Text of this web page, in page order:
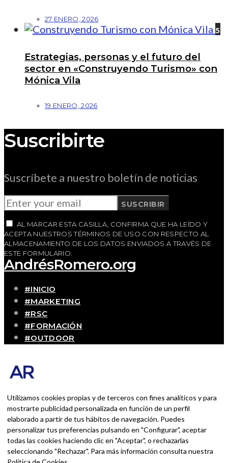
27 ENERO, 2026
5
Estrategias, personas y el futuro del
sector en «Construyendo Turismo» con
Mónica Vila
19 ENERO, 2026
Suscribirte
Suscríbete a nuestro boletín de noticias
SUSCRIBIR
AL MARCAR ESTA CASILLA, CONFIRMA QUE HA LEÍDO Y
ACEPTA NUESTROS TÉRMINOS DE USO CON RESPECTO AL
ALMACENAMIENTO DE LOS DATOS ENVIADOS A TRAVÉS DE
ESTE FORMULARIO.
AndrésRomero.org
#INICIO
#MARKETING
#RSC
#FORMACIÓN
#OUTDOOR
Experiencias personales y profesionales de una
persona que disfruta con lo que hace cada día
BUSCAR POR:
BUSCAR
Utilizamos cookies propias y de terceros con fines analíticos y para
mostrarte publicidad personalizada en función de un perfil
elaborado a partir de tus hábitos de navegación. Puedes
personalizar tus preferencias pulsando en "Configurar", aceptar
todas las cookies haciendo clic en "Aceptar", o rechazarlas
seleccionando "Rechazar". Para más información consulta nuestra